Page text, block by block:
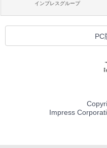
インプレスグループ
PC
Impress